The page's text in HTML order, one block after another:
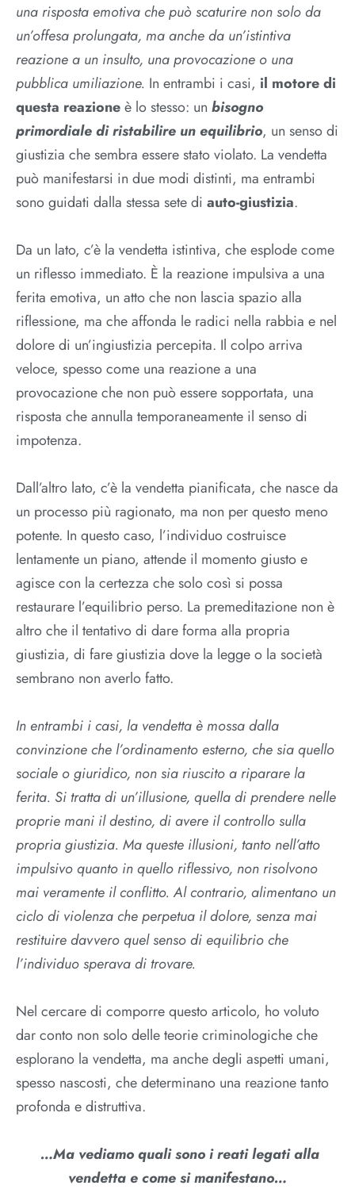
una risposta emotiva che può scaturire non solo da
un’offesa prolungata, ma anche da un’istintiva
reazione a un insulto, una provocazione o una
pubblica umiliazione. In entrambi i casi, il motore di
questa reazioneè lo stesso: un bisogno
primordiale di ristabilire un equilibrio, un senso di
giustizia che sembra essere stato violato. La vendetta
può manifestarsi in due modi distinti, ma entrambi
sono guidati dalla stessa sete di auto-giustizia.
Da un lato, c’è la vendetta istintiva, che esplode come
un riflesso immediato. È la reazione impulsiva a una
ferita emotiva, un atto che non lascia spazio alla
riflessione, ma che affonda le radici nella rabbia e nel
dolore di un’ingiustizia percepita. Il colpo arriva
veloce, spesso come una reazione a una
provocazione che non può essere sopportata, una
risposta che annulla temporaneamente il senso di
impotenza.
Dall’altro lato, c’è la vendetta pianificata, che nasce da
un processo più ragionato, ma non per questo meno
potente. In questo caso, l’individuo costruisce
lentamente un piano, attende il momento giusto e
agisce con la certezza che solo così si possa
restaurare l’equilibrio perso. La premeditazione non è
altro che il tentativo di dare forma alla propria
giustizia, di fare giustizia dove la legge o la società
sembrano non averlo fatto.
In entrambi i casi, la vendetta è mossa dalla
convinzione che l’ordinamento esterno, che sia quello
sociale o giuridico, non sia riuscito a riparare la
ferita. Si tratta di un’illusione, quella di prendere nelle
proprie mani il destino, di avere il controllo sulla
propria giustizia. Ma queste illusioni, tanto nell’atto
impulsivo quanto in quello riflessivo, non risolvono
mai veramente il conflitto. Al contrario, alimentano un
ciclo di violenza che perpetua il dolore, senza mai
restituire davvero quel senso di equilibrio che
l’individuo sperava di trovare.
Nel cercare di comporre questo articolo, ho voluto
dar conto non solo delle teorie criminologiche che
esplorano la vendetta, ma anche degli aspetti umani,
spesso nascosti, che determinano una reazione tanto
profonda e distruttiva.
…Ma vediamo quali sono i reati legati alla
vendetta e come si manifestano…